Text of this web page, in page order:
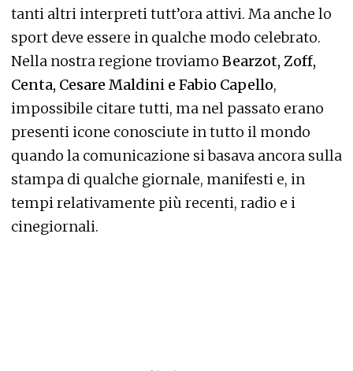
tanti altri interpreti tutt’ora attivi. Ma anche lo
sport deve essere in qualche modo celebrato.
Nella nostra regione troviamo Bearzot, Zoff,
Centa, Cesare Maldini e Fabio Capello,
impossibile citare tutti, ma nel passato erano
presenti icone conosciute in tutto il mondo
quando la comunicazione si basava ancora sulla
stampa di qualche giornale, manifesti e, in
tempi relativamente più recenti, radio e i
cinegiornali.